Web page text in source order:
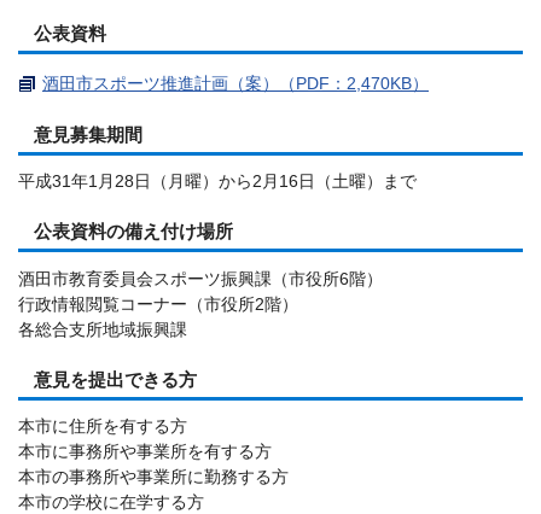
公表資料
酒田市スポーツ推進計画（案）（PDF：2,470KB）
意見募集期間
平成31年1月28日（月曜）から2月16日（土曜）まで
公表資料の備え付け場所
酒田市教育委員会スポーツ振興課（市役所6階）
行政情報閲覧コーナー（市役所2階）
各総合支所地域振興課
意見を提出できる方
本市に住所を有する方
本市に事務所や事業所を有する方
本市の事務所や事業所に勤務する方
本市の学校に在学する方